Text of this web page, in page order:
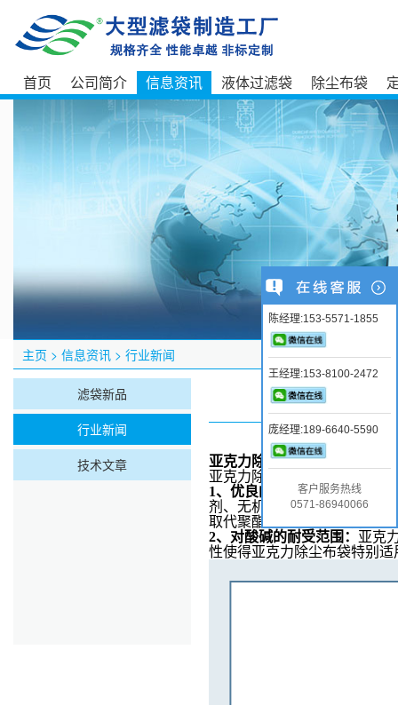
首页 公司简介 信息资讯 液体过滤袋 除尘布袋
主页 > 信息资讯 > 行业新闻
滤袋新品
行业新闻
技术文章
亚克力除尘布袋在酸碱腐蚀性
亚克力除尘布袋在酸碱腐蚀
1、 优良的耐化学性和抗水解
剂、无机及有机酸具有良好
取代聚酯。此外，亚克力除
2、 对酸碱的耐受范围： 亚克
性使得亚克力除尘布袋特别
陈经理:153-5571-1855
王经理:153-8100-2472
庞经理:189-6640-5590
客户服务热线
0571-86940066